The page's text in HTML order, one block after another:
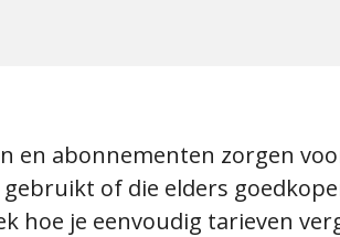
en abonnementen zorgen
of die elders
hoe je eenvoudig tarieven